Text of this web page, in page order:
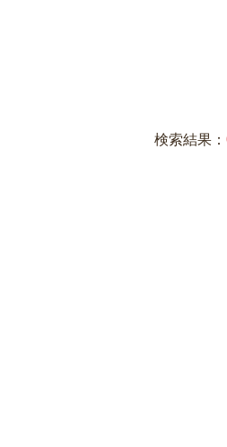
検索結果：